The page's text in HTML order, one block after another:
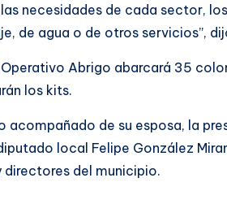
necesidades de cada sector,
de agua o de otros servicios”,
Abrigo abarcará 35
los kits.
acompañado de su esposa, la
local Felipe González
directores del municipio.